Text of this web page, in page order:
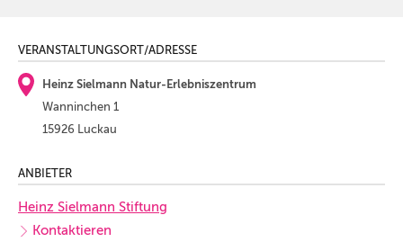
VERANSTALTUNGSORT/ADRESSE
Heinz Sielmann Natur-Erlebniszentrum
Wanninchen 1
15926 Luckau
ANBIETER
Heinz Sielmann Stiftung
Kontaktieren